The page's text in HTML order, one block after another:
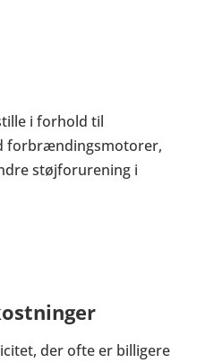
i forhold til
forbrændingsmotorer,
støjforurening i
der ofte er billigere